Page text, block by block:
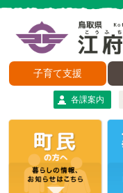
子育て支援
各課案内